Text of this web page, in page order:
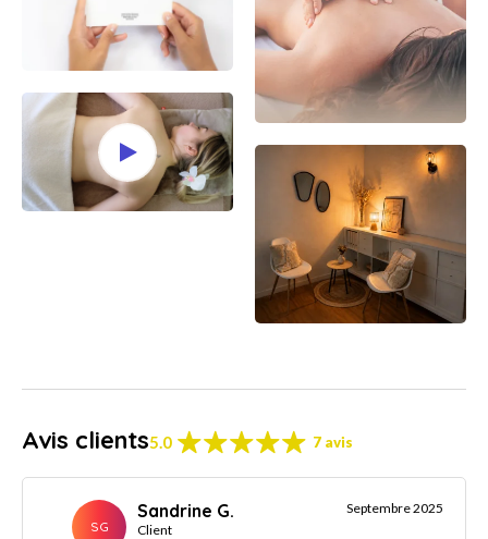
Avis clients5.0 7 avis
SG
Sandrine G.
Client
Septembre 2025